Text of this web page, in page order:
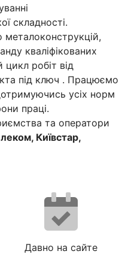
складності.
кваліфікованих
робіт від
під ключ . Працюємо
усіх норм
праці.
та оператори
Київстар,
Давно на сайте